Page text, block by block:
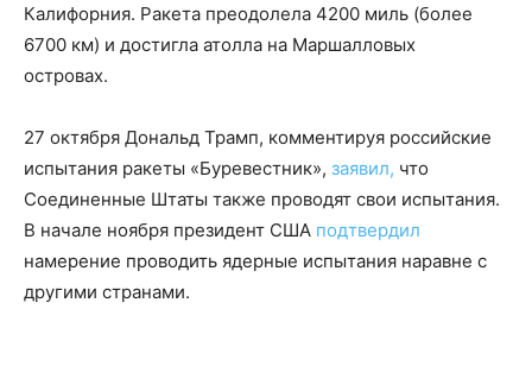
Калифорния. Ракета преодолела 4200 миль (более
6700 км) и достигла атолла на Маршалловых
островах.
27 октября Дональд Трамп, комментируя российские
испытания ракеты «Буревестник», заявил, что
Соединенные Штаты также проводят свои испытания.
В начале ноября президент США подтвердил
намерение проводить ядерные испытания наравне с
другими странами.